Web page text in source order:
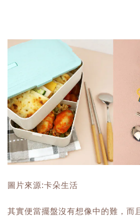
圖片來源:卡朵生活
其實便當擺盤沒有想像中的難，而